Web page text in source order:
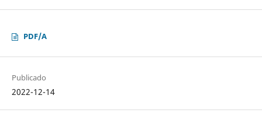
PDF/A
Publicado
2022-12-14